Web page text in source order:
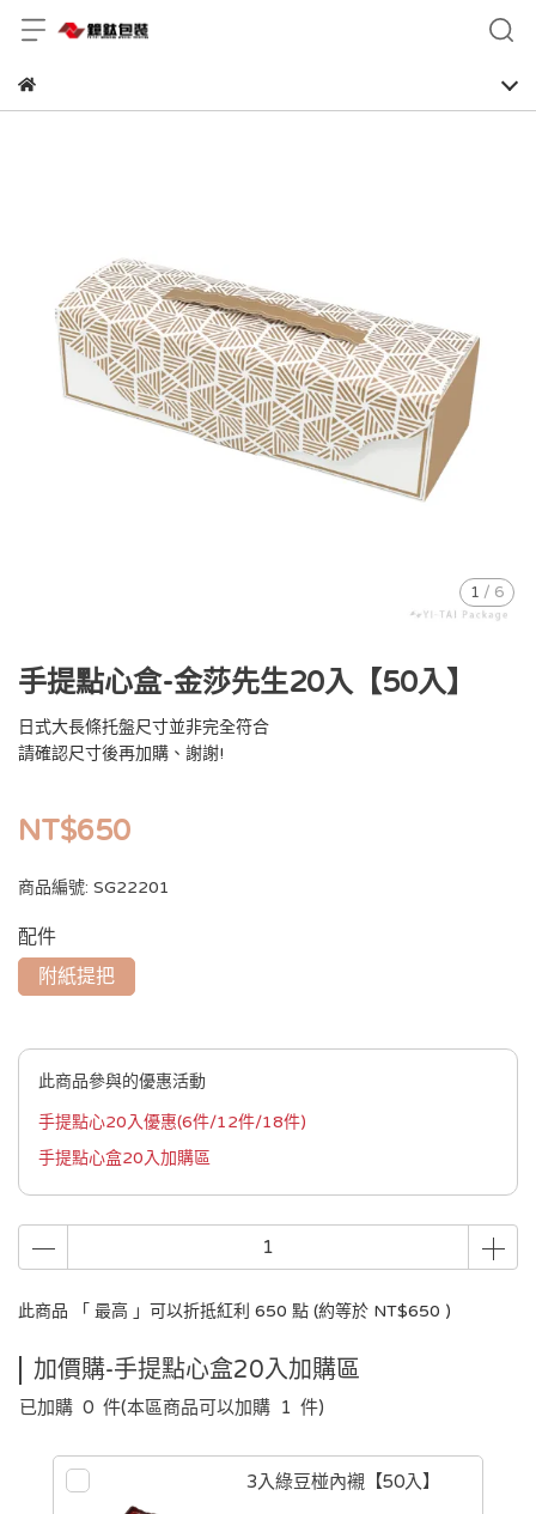
1 / 6
手提點心盒-金莎先生20入【50入】
日式大長條托盤尺寸並非完全符合
請確認尺寸後再加購、謝謝!
NT$650
商品編號: SG22201
配件
附紙提把
此商品參與的優惠活動
手提點心20入優惠(6件/12件/18件)
手提點心盒20入加購區
此商品 「 最高 」可以折抵紅利 650 點 (約等於 NT$650 )
加價購-手提點心盒20入加購區
已加購 0 件(本區商品可以加購 1 件)
3入綠豆椪內襯【50入】